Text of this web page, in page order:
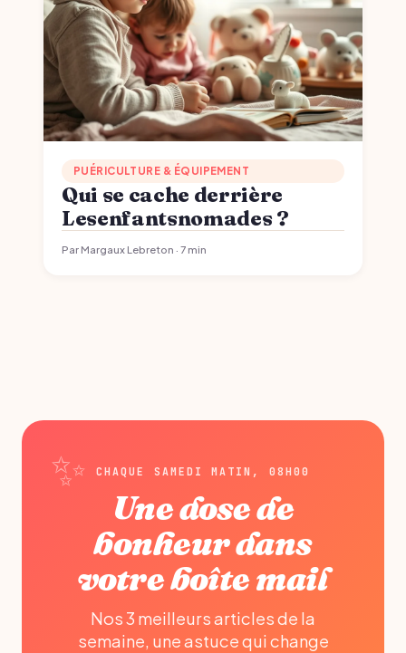
PUÉRICULTURE & ÉQUIPEMENT
Qui se cache derrière
Lesenfantsnomades ?
Par Margaux Lebreton · 7 min
CHAQUE SAMEDI MATIN, 08H00
Une dose de
bonheur dans
votre boîte mail
Nos 3 meilleurs articles de la
semaine, une astuce qui change